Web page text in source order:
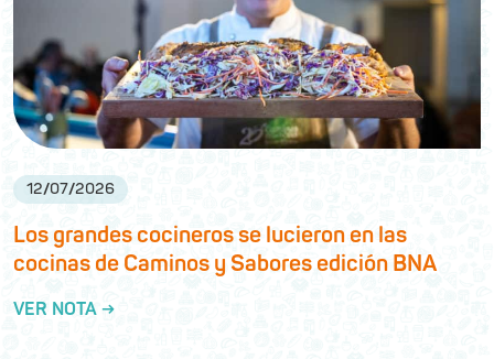
12/07/2026
Los grandes cocineros se lucieron en las
cocinas de Caminos y Sabores edición BNA
VER NOTA →